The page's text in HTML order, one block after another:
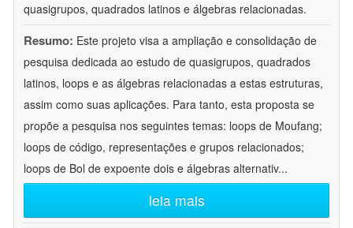
quasigrupos, quadrados latinos e álgebras relacionadas.
Resumo: Este projeto visa a ampliação e consolidação de
pesquisa dedicada ao estudo de quasigrupos, quadrados
latinos, loops e as álgebras relacionadas a estas estruturas,
assim como suas aplicações. Para tanto, esta proposta se
propõe a pesquisa nos seguintes temas: loops de Moufang;
loops de código, representações e grupos relacionados;
loops de Bol de expoente dois e álgebras alternativ...
leia mais